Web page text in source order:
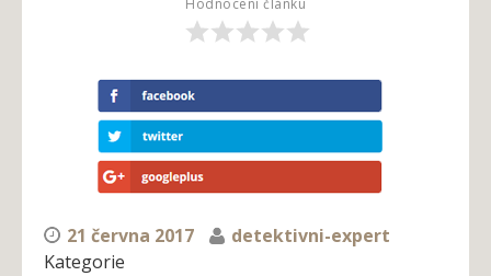
Hodnocení článku
21 června 2017
detektivni-expert
Kategorie